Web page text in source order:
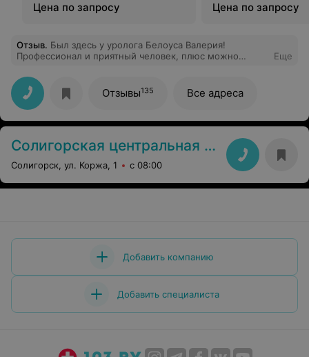
Цена по запросу
Цена по запросу
Отзыв. Был здесь у уролога Белоуса Валерия!
Профессионал и приятный человек, плюс можно
Еще
Отзывы135 Все адреса
Солигорская центральная районная больница
Солигорск, ул. Коржа, 1 с 08:00
Добавить компанию
Добавить специалиста